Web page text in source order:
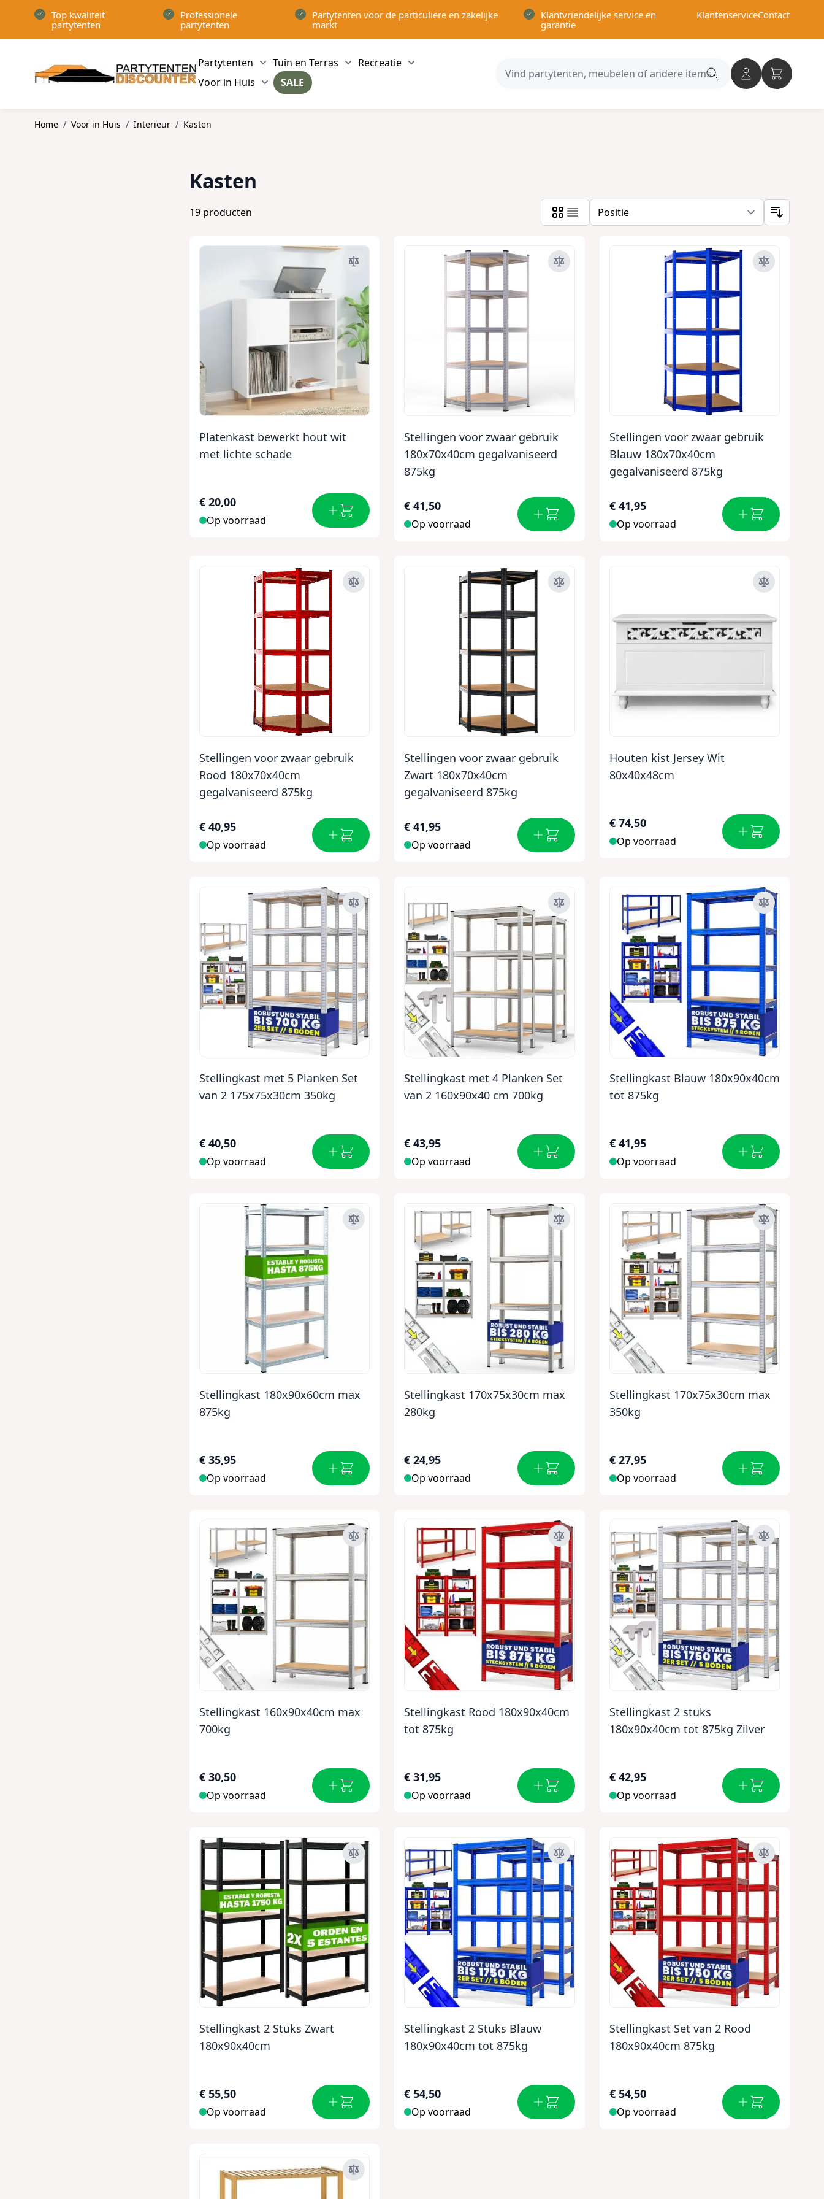
Top kwaliteit
partytenten
Professionele
partytenten
Partytenten voor de particuliere en zakelijke
markt
Klantvriendelijke service en
garantie
KlantenserviceContact
Partytenten
Show submenu for Partytenten category
Tuin en Terras
Show submenu for Tuin en Terras category
Recreatie
Show submenu for Recreatie category
Voor in Huis
Show submenu for Voor in Huis category
SALE
Search
Home / Voor in Huis / Interieur / Kasten
Kasten
19producten
Platenkast bewerkt hout wit
met lichte schade
€ 20,00
Op voorraad
Stellingen voor zwaar gebruik
180x70x40cm gegalvaniseerd
875kg
€ 41,50
Op voorraad
Stellingen voor zwaar gebruik
Blauw 180x70x40cm
gegalvaniseerd 875kg
€ 41,95
Op voorraad
Stellingen voor zwaar gebruik
Rood 180x70x40cm
gegalvaniseerd 875kg
€ 40,95
Op voorraad
Stellingen voor zwaar gebruik
Zwart 180x70x40cm
gegalvaniseerd 875kg
€ 41,95
Op voorraad
Houten kist Jersey Wit
80x40x48cm
€ 74,50
Op voorraad
Stellingkast met 5 Planken Set
van 2 175x75x30cm 350kg
€ 40,50
Op voorraad
Stellingkast met 4 Planken Set
van 2 160x90x40 cm 700kg
€ 43,95
Op voorraad
Stellingkast Blauw 180x90x40cm
tot 875kg
€ 41,95
Op voorraad
Stellingkast 180x90x60cm max
875kg
€ 35,95
Op voorraad
Stellingkast 170x75x30cm max
280kg
€ 24,95
Op voorraad
Stellingkast 170x75x30cm max
350kg
€ 27,95
Op voorraad
Stellingkast 160x90x40cm max
700kg
€ 30,50
Op voorraad
Stellingkast Rood 180x90x40cm
tot 875kg
€ 31,95
Op voorraad
Stellingkast 2 stuks
180x90x40cm tot 875kg Zilver
€ 42,95
Op voorraad
Stellingkast 2 Stuks Zwart
180x90x40cm
€ 55,50
Op voorraad
Stellingkast 2 Stuks Blauw
180x90x40cm tot 875kg
€ 54,50
Op voorraad
Stellingkast Set van 2 Rood
180x90x40cm 875kg
€ 54,50
Op voorraad